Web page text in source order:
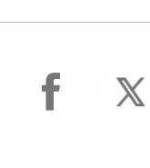
facebook